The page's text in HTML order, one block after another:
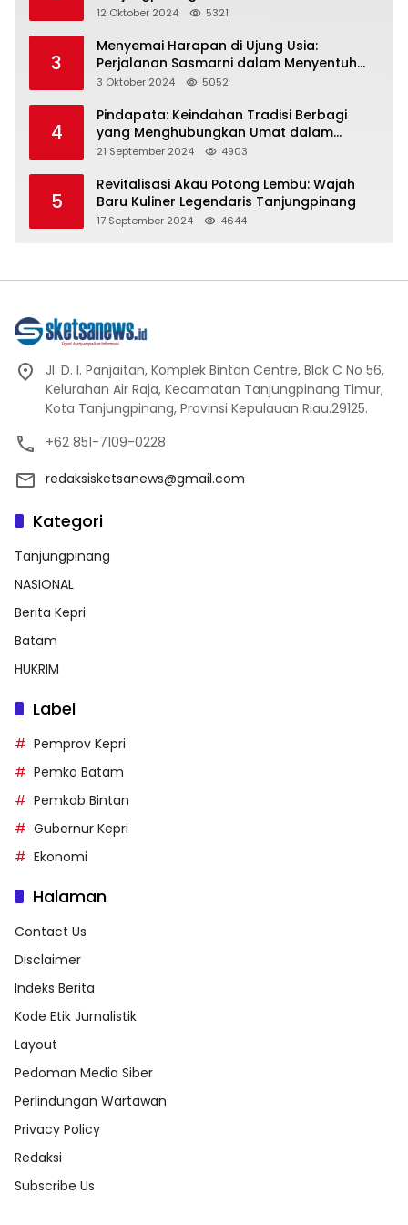
Representasi
12 Oktober 2024 5321
3
Menyemai Harapan di Ujung Usia:
Perjalanan Sasmarni dalam Menyentuh
Hati dan Jiwa
3 Oktober 2024 5052
4
Pindapata: Keindahan Tradisi Berbagi
yang Menghubungkan Umat dalam
Spiritualitas dan Kebersamaan dalam
21 September 2024 4903
5
Revitalisasi Akau Potong Lembu: Wajah
Baru Kuliner Legendaris Tanjungpinang
17 September 2024 4644
Jl. D. I. Panjaitan, Komplek Bintan Centre, Blok C No 56,
Kelurahan Air Raja, Kecamatan Tanjungpinang Timur,
Kota Tanjungpinang, Provinsi Kepulauan Riau.29125.
+62 851-7109-0228
redaksisketsanews@gmail.com
Kategori
Tanjungpinang
NASIONAL
Berita Kepri
Batam
HUKRIM
Label
Pemprov Kepri
Pemko Batam
Pemkab Bintan
Gubernur Kepri
Ekonomi
Halaman
Contact Us
Disclaimer
Indeks Berita
Kode Etik Jurnalistik
Layout
Pedoman Media Siber
Perlindungan Wartawan
Privacy Policy
Redaksi
Subscribe Us